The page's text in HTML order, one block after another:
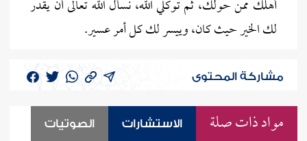
أهلك ممن حولك، ثم توكلي الله، نسأل الله تعالى أن يقدر
لك الخير حيث كان، وييسر لك كل أمر عسير.
مشاركة المحتوى
مواد ذات صلة الاستشارات الصوتيات